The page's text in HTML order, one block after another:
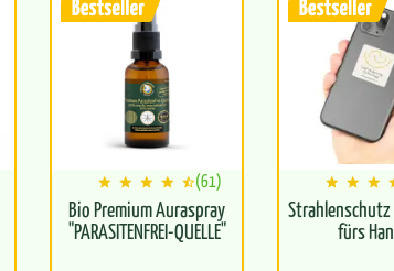
(61)
Bio Premium Auraspray
"PARASITENFREI-QUELLE"
fürs